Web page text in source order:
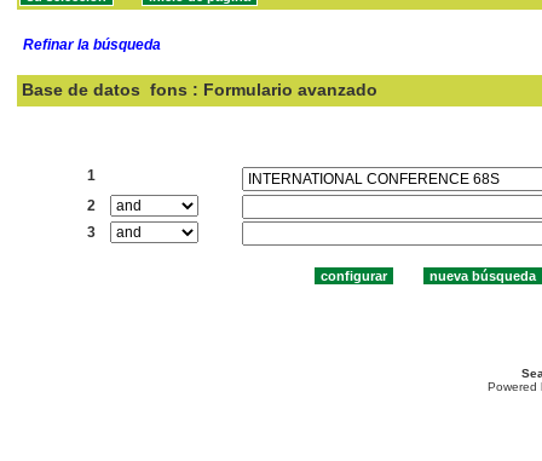
Refinar la búsqueda
Base de datos fons : Formulario avanzado
1
2
3